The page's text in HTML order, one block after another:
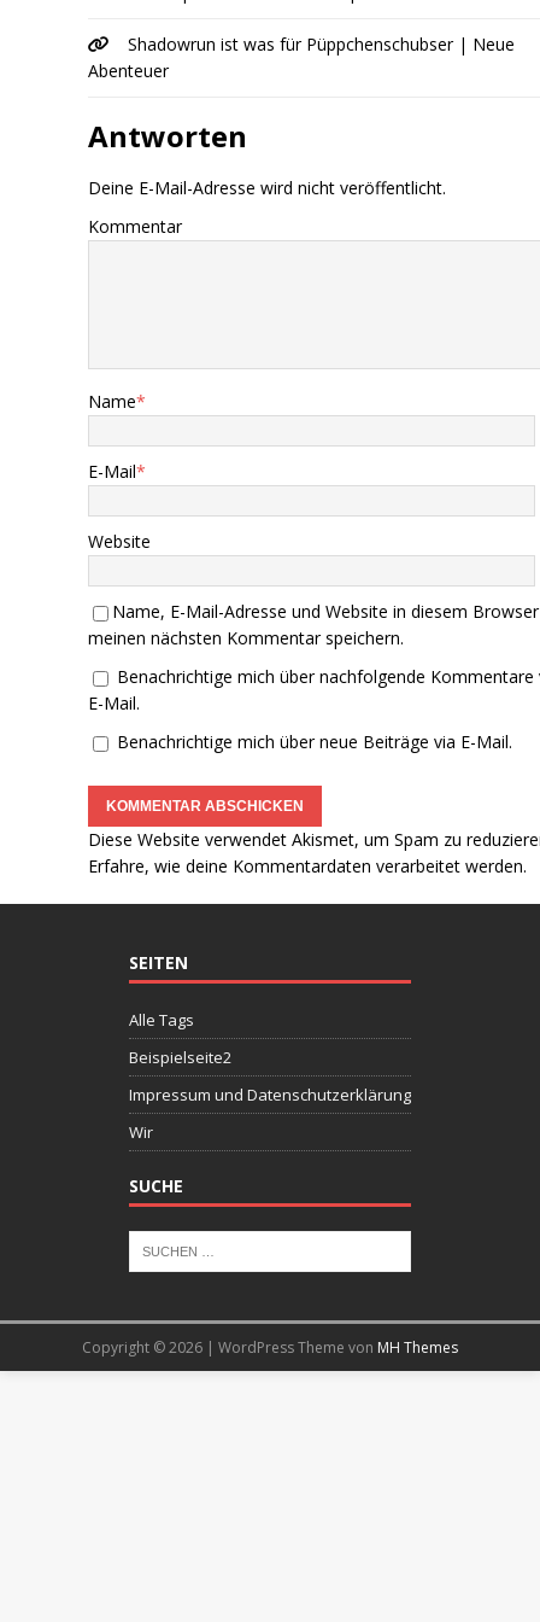
Shadowrun ist was für Püppchenschubser | Neue
Abenteuer
Antworten
Deine E-Mail-Adresse wird nicht veröffentlicht.
Kommentar
Name*
E-Mail*
Website
Name, E-Mail-Adresse und Website in diesem
meinen nächsten Kommentar speichern.
Benachrichtige mich über nachfolgende Kommentare
E-Mail.
Benachrichtige mich über neue Beiträge via E-Mail.
Diese Website verwendet Akismet, um Spam zu
Erfahre, wie deine Kommentardaten verarbeitet werden.
SEITEN
Alle Tags
Beispielseite2
Impressum und Datenschutzerklärung
Wir
SUCHE
Copyright © 2026 | WordPress Theme von MH Themes